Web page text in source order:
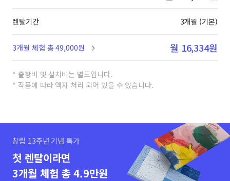
렌탈기간 3개월 (기본)
3개월 체험 총 49,000원 월 16,334원
* 출장비 및 설치비는 별도입니다.
* 작품에 따라 액자 처리 되어 있을 수 있습니다.
창립 13주년 기념 특가
첫 렌탈이라면
3개월 체험 총 4.9만원